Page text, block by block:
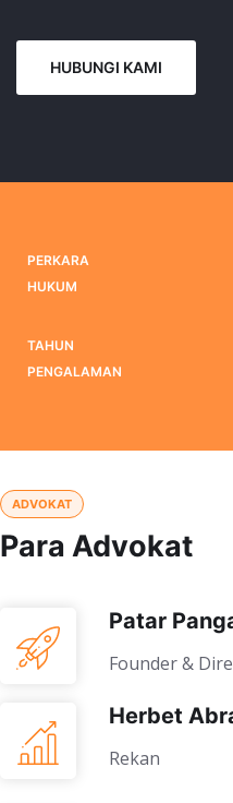
HUBUNGI KAMI
PERKARA
HUKUM
TAHUN
PENGALAMAN
ADVOKAT
Para Advokat
Patar
Founder &
Herbet
Rekan